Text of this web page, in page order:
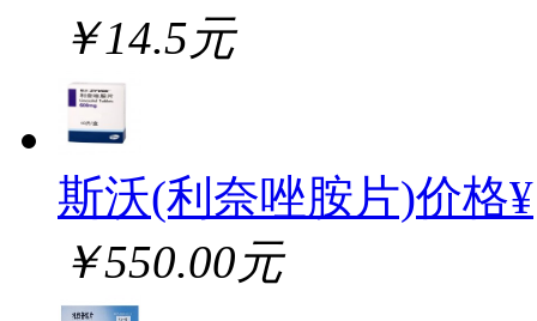
￥14.5元
斯沃(利奈唑胺片)价格¥
￥550.00元